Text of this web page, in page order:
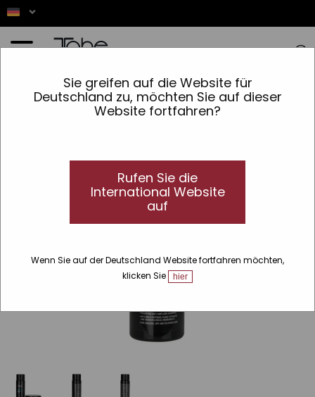
Sie greifen auf die Website für
Deutschland zu, möchten Sie auf dieser
Website fortfahren?
Rufen Sie die
International Website
auf
Wenn Sie auf der Deutschland Website fortfahren möchten,
klicken Sie
hier
»Art von Produkt »Shampoo »Sulfatfrei »Repair Anti-Haarausfall-
Shampoo